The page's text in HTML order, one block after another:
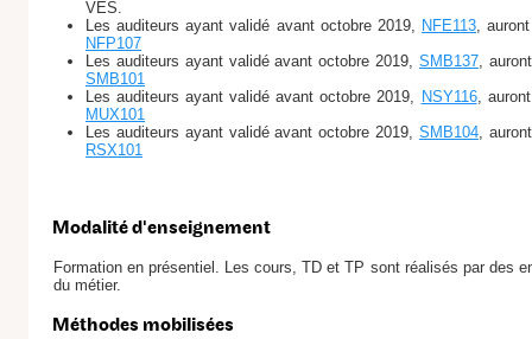
VES.
Les auditeurs ayant validé avant octobre 2019, NFE113,
NFP107
Les auditeurs ayant validé avant octobre 2019, SMB137,
SMB101
Les auditeurs ayant validé avant octobre 2019, NSY116,
MUX101
Les auditeurs ayant validé avant octobre 2019, SMB104,
RSX101
Modalité d'enseignement
Formation en présentiel. Les cours, TD et TP sont réalisés par des
du métier.
Méthodes mobilisées